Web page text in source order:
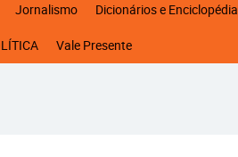
Jornalismo Dicionários e Enciclopédia
Vale Presente